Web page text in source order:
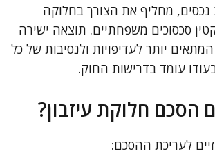
מחליף את הצורך בחלוקה
סכסוכים משפחתיים. תוצאה ישירה
יותר לעדיפויות ולנסיבות של כל
עומד בדרישות החוק.
הסכם חלוקת עיזבון?
לעריכת ההסכם: